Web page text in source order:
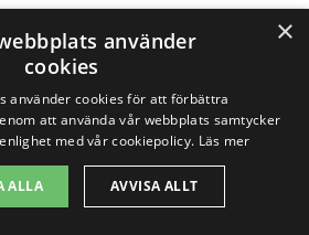
en
för
i
nära
×
använder
cookies
använder cookies för att förbättra
att använda vår webbplats samtycker
med vår cookiepolicy. Läs mer
ALLA AVVISA ALLT